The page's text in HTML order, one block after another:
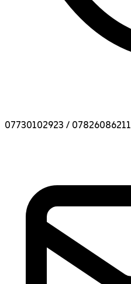
07730102923 / 07826086211